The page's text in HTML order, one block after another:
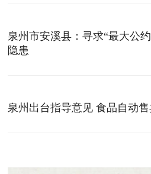
泉州市安溪县：寻求“最大公
隐患
泉州出台指导意见 食品自动